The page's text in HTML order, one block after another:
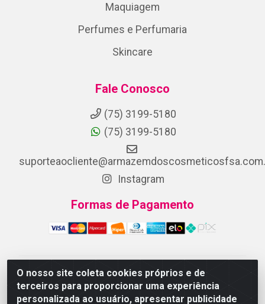
O nosso site coleta cookies próprios e de
terceiros para proporcionar uma experiência
personalizada ao usuário, apresentar publicidade
Maquiagem
Perfumes e Perfumaria
Skincare
Fale Conosco
(75) 3199-5180
(75) 3199-5180
Instagram
Formas de Pagamento
ARMAZEM DOS COSMETICOS DISTRIBUIDORA LTDA -
Av.Transnordestina, 2222 - Parque Ipê, Feira de
Santana/BA - CEP 44.054-008 - CNPJ 07.246.802/0001-